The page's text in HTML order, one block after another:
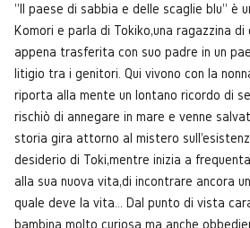
"Il paese di sabbia e delle scaglie blu" è
Komori e parla di Tokiko,una ragazzina di
appena trasferita con suo padre in un
litigio tra i genitori. Qui vivono con la
riporta alla mente un lontano ricordo di
rischiò di annegare in mare e venne
storia gira attorno al mistero
desiderio di Toki,mentre inizia a
alla sua nuova vita,di incontrare ancora
quale deve la vita... Dal punto di vista
bambina molto curiosa ma anche